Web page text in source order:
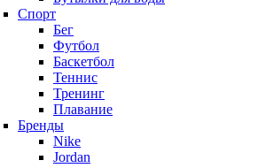
Спорт
Бег
Футбол
Баскетбол
Теннис
Тренинг
Плавание
Бренды
Nike
Jordan